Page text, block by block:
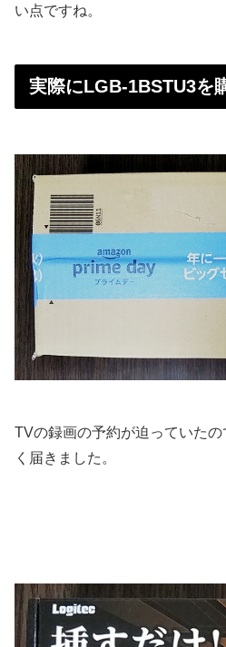
い点ですね。
実際にLGB-1BSTU3を
TVの録画の予約が迫っていた
く届きました。